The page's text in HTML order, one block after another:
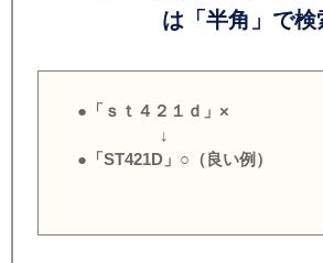
は「半角」で検
●「ｓｔ４２１ｄ」×
↓
●「ST421D」○（良い例）